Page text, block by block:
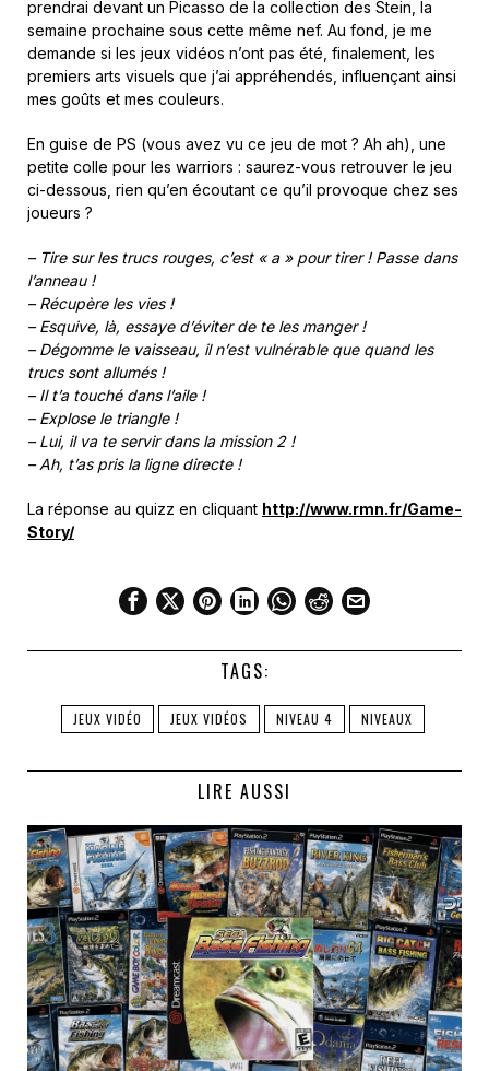
prendrai devant un Picasso de la collection des Stein, la
semaine prochaine sous cette même nef. Au fond, je me
demande si les jeux vidéos n’ont pas été, finalement, les
premiers arts visuels que j’ai appréhendés, influençant ainsi
mes goûts et mes couleurs.
En guise de PS (vous avez vu ce jeu de mot ? Ah ah), une
petite colle pour les warriors : saurez-vous retrouver le jeu
ci-dessous, rien qu’en écoutant ce qu’il provoque chez ses
joueurs ?
– Tire sur les trucs rouges, c’est « a » pour tirer ! Passe dans
l’anneau !
– Récupère les vies !
– Esquive, là, essaye d’éviter de te les manger !
– Dégomme le vaisseau, il n’est vulnérable que quand les
trucs sont allumés !
– Il t’a touché dans l’aile !
– Explose le triangle !
– Lui, il va te servir dans la mission 2 !
– Ah, t’as pris la ligne directe !
La réponse au quizz en cliquant http://www.rmn.fr/Game-
Story/
TAGS:
JEUX VIDÉO JEUX VIDÉOS NIVEAU 4 NIVEAUX
LIRE AUSSI